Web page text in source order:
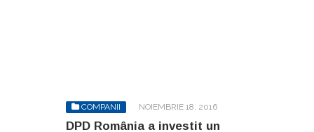
COMPANII NOIEMBRIE 18, 2016
DPD România a investit un